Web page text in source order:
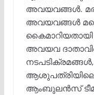
അവയവങ്ങൾ.
അവയവങ്ങൾ
അവയവ
ആംബുലൻസ് ടീമും